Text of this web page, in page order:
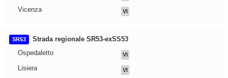
Vicenza VI
SR53
Strada regionale SR53-exSS53
Ospedaletto
VI
Lisiera VI